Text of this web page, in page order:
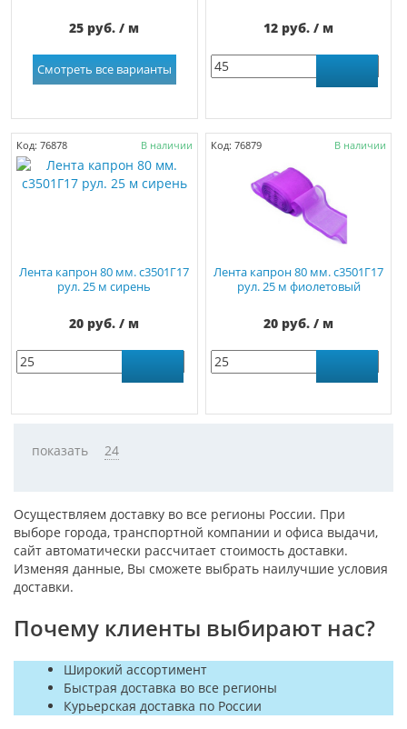
25 руб. / м
Смотреть все варианты
12 руб. / м
Код: 76878 В наличии
Лента капрон 80 мм. с3501Г17
рул. 25 м сирень
20 руб. / м
Код: 76879 В наличии
Лента капрон 80 мм. с3501Г17
рул. 25 м фиолетовый
20 руб. / м
показать 24
Осуществляем доставку во все регионы России. При
выборе города, транспортной компании и офиса выдачи,
сайт автоматически рассчитает стоимость доставки.
Изменяя данные, Вы сможете выбрать наилучшие условия
доставки.
Почему клиенты выбирают нас?
Широкий ассортимент
Быстрая доставка во все регионы
Курьерская доставка по России